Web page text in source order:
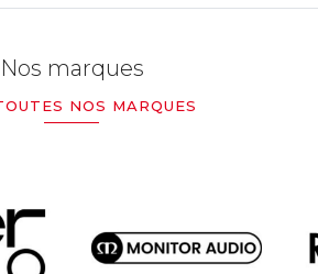
Nos marques
NOS MARQUES